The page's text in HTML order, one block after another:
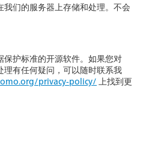
们的服务器上存储和处理。不会
护标准的开源软件。如果您对
有任何疑问，可以随时联系我
privacy-policy/上找到更